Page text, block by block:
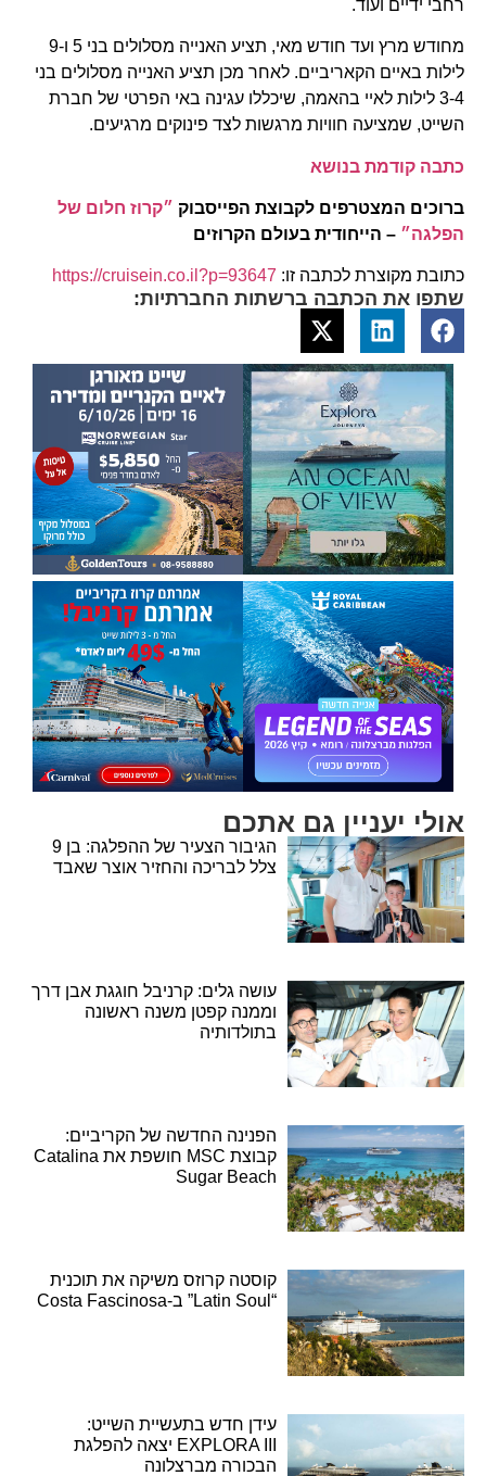
רחבי ידיים ועוד.
מחודש מרץ ועד חודש מאי, תציע האנייה מסלולים בני 5 ו-9
לילות באיים הקאריביים. לאחר מכן תציע האנייה מסלולים בני
3-4 לילות לאיי בהאמה, שיכללו עגינה באי הפרטי של חברת
השייט, שמציעה חוויות מרגשות לצד פינוקים מרגיעים.
כתבה קודמת בנושא
ברוכים המצטרפים לקבוצת הפייסבוק״קרוז חלום של
הפלגה״– הייחודית בעולם הקרוזים
כתובת מקוצרת לכתבה זו: https://cruisein.co.il?p=93647
שתפו את הכתבה ברשתות החברתיות:
אולי יעניין גם אתכם
הגיבור הצעיר של ההפלגה: בן 9
צלל לבריכה והחזיר אוצר שאבד
עושה גלים: קרניבל חוגגת אבן דרך
וממנה קפטן משנה ראשונה
בתולדותיה
הפנינה החדשה של הקריביים:
קבוצת MSC חושפת את Catalina
Sugar Beach
קוסטה קרוזס משיקה את תוכנית
עידן חדש בתעשיית השייט:
EXPLORA III יצאה להפלגת
הבכורה מברצלונה